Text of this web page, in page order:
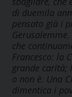
di duemila
pensato già i
Gerusalemme.
che
Francesco: la
grande carità;
o non è. Una
dimentica i